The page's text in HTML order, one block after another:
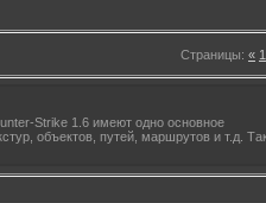
Страницы: « 1
Strike 1.6 имеют одно основное
объектов, путей, маршрутов и т.д.